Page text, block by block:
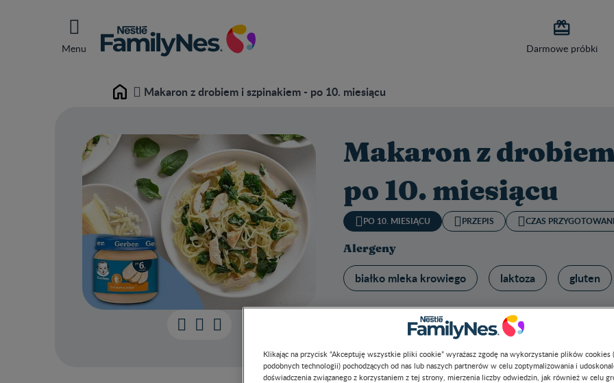
Menu

Darmowe próbki
Home Makaron z drobiem i szpinakiem - po 10. miesiącu
Makaron z
po 10. miesiącu
PO 10. MIESIĄCU PRZEPIS CZAS
Alergeny
białko mleka krowiego laktoza gluten
Klikając na przycisk “Akceptuję wszystkie pliki cookie” wyrażasz zgodę na wykorzystanie plików cookies
podobnych technologii) pochodzących od nas lub naszych partnerów w celu zoptymalizowania i
doświadczenia związanego z korzystaniem z tej strony, mierzenia liczby odwiedzin, jak również w celu